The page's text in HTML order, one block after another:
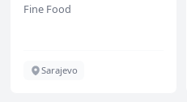
Fine Food
Sarajevo